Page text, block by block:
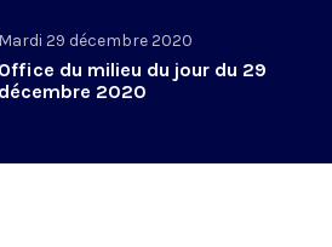
Mardi 29 décembre 2020
Office du milieu du jour du 29
décembre 2020